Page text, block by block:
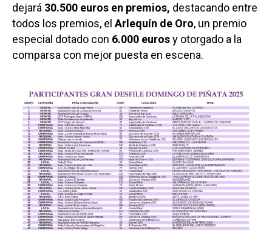
dejará 30.500 euros en premios, destacando entre
todos los premios, el Arlequín de Oro, un premio
especial dotado con 6.000 eurosy otorgado a la
comparsa con mejor puesta en escena.